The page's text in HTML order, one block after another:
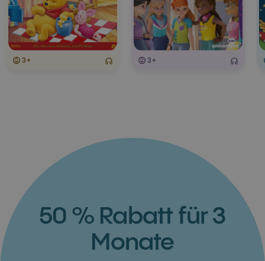
3+ 3+
50 % Rabatt für 3
Monate